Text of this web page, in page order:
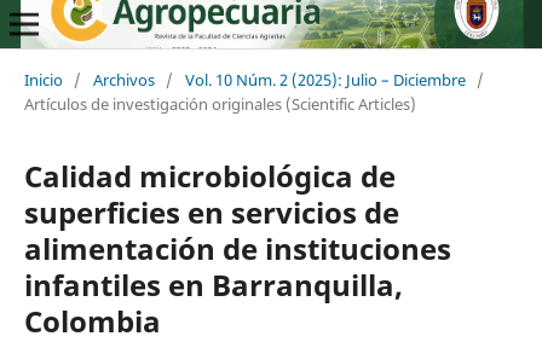
Inicio / Archivos / Vol. 10 Núm. 2 (2025): Julio – Diciembre /
Artículos de investigación originales (Scientific Articles)
Calidad microbiológica de
superficies en servicios de
alimentación de instituciones
infantiles en Barranquilla,
Colombia